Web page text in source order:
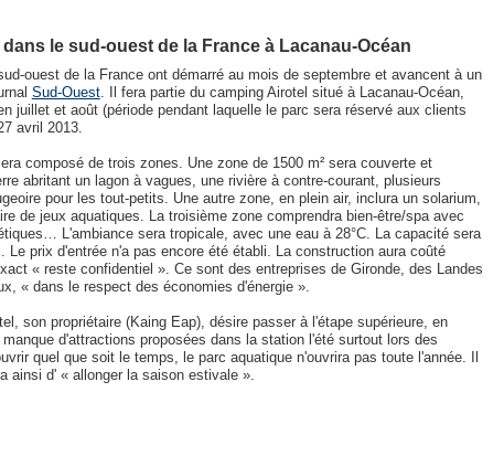
le sud-ouest de la France à Lacanau-Océan
ouest de la France ont démarré au mois de septembre et avancent à un
Sud-Ouest. Il fera partie du camping Airotel situé à Lacanau-Océan,
juillet et août (période pendant laquelle le parc sera réservé aux clients
avril 2013.
composé de trois zones. Une zone de 1500 m² sera couverte et
abritant un lagon à vagues, une rivière à contre-courant, plusieurs
pour les tout-petits. Une autre zone, en plein air, inclura un solarium,
de jeux aquatiques. La troisième zone comprendra bien-être/spa avec
L'ambiance sera tropicale, avec une eau à 28°C. La capacité sera
prix d'entrée n'a pas encore été établi. La construction aura coûté
« reste confidentiel ». Ce sont des entreprises de Gironde, des Landes
« dans le respect des économies d'énergie ».
son propriétaire (Kaing Eap), désire passer à l'étape supérieure, en
d'attractions proposées dans la station l'été surtout lors des
quel que soit le temps, le parc aquatique n'ouvrira pas toute l'année. Il
ainsi d' « allonger la saison estivale ».